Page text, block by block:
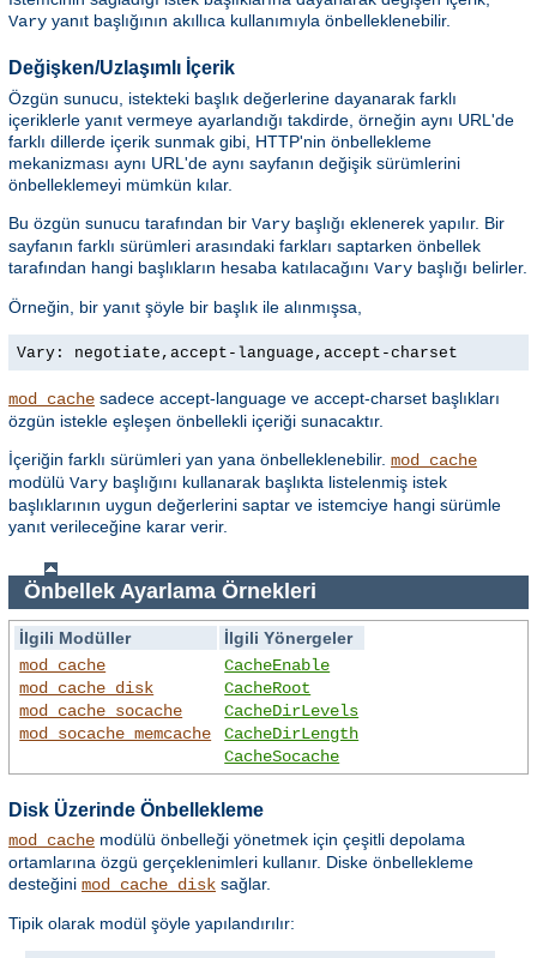
Vary yanıt başlığının akıllıca kullanımıyla önbelleklenebilir.
Değişken/Uzlaşımlı İçerik
Özgün sunucu, istekteki başlık değerlerine dayanarak farklı
içeriklerle yanıt vermeye ayarlandığı takdirde, örneğin aynı URL'de
farklı dillerde içerik sunmak gibi, HTTP'nin önbellekleme
mekanizması aynı URL'de aynı sayfanın değişik sürümlerini
önbelleklemeyi mümkün kılar.
Bu özgün sunucu tarafından bir Vary başlığı eklenerek yapılır. Bir
sayfanın farklı sürümleri arasındaki farkları saptarken önbellek
tarafından hangi başlıkların hesaba katılacağını Vary başlığı belirler.
Örneğin, bir yanıt şöyle bir başlık ile alınmışsa,
Vary: negotiate,accept-language,accept-charset
mod_cache sadece accept-language ve accept-charset başlıkları
özgün istekle eşleşen önbellekli içeriği sunacaktır.
İçeriğin farklı sürümleri yan yana önbelleklenebilir. mod_cache
modülü Vary başlığını kullanarak başlıkta listelenmiş istek
başlıklarının uygun değerlerini saptar ve istemciye hangi sürümle
yanıt verileceğine karar verir.
Önbellek Ayarlama Örnekleri
İlgili Modüller
İlgili Yönergeler
mod_cache
mod_cache_disk
mod_cache_socache
mod_socache_memcache
CacheEnable
CacheRoot
CacheDirLevels
CacheDirLength
CacheSocache
Disk Üzerinde Önbellekleme
mod_cache modülü önbelleği yönetmek için çeşitli depolama
ortamlarına özgü gerçeklenimleri kullanır. Diske önbellekleme
desteğini mod_cache_disk sağlar.
Tipik olarak modül şöyle yapılandırılır: